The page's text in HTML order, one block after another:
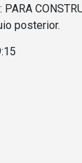
posterior.